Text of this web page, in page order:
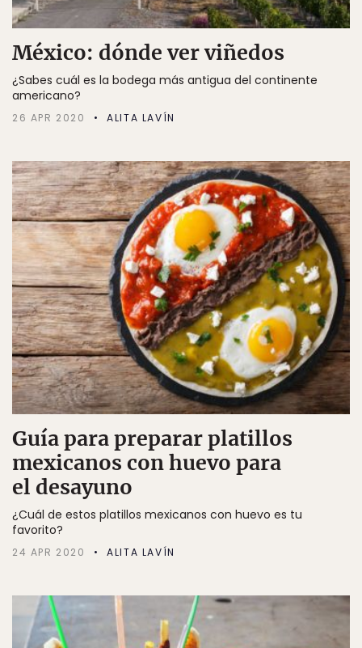
México: dónde ver viñedos
¿Sabes cuál es la bodega más antigua del continente
americano?
26 APR 2020 ALITA LAVÍN
Guía para preparar platillos
mexicanos con huevo para
el desayuno
¿Cuál de estos platillos mexicanos con huevo es tu
favorito?
24 APR 2020 ALITA LAVÍN